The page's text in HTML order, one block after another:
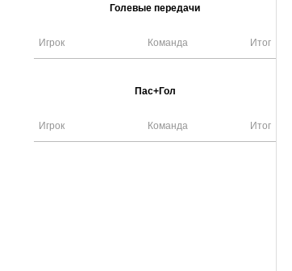
Голевые передачи
Игрок Команда Итог
Пас+Гол
Игрок Команда Итог